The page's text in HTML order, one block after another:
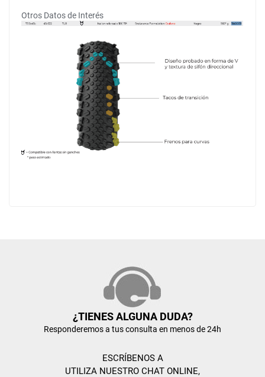
Otros Datos de Interés
¿TIENES ALGUNA DUDA?
Responderemos a tus consulta en menos de 24h
ESCRÍBENOS A
UTILIZA NUESTRO CHAT ONLINE,